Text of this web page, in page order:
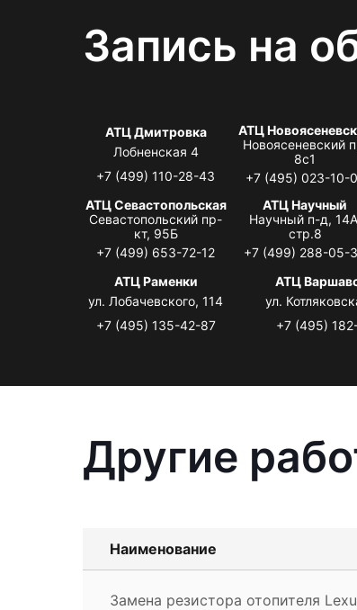
Запись на
АТЦ Дмитровка
Лобненская 4
+7 (499) 110-28-43
АТЦ
Новоясеневский
8с1
+7 (495) 023-10-
АТЦ Севастопольская
Севастопольский пр-
кт, 95Б
+7 (499) 653-72-12
АТЦ Научный
Научный п-д,
стр.8
+7 (499) 288-05-
АТЦ Раменки
ул. Лобачевского, 114
+7 (495) 135-42-87
АТЦ
ул.
+7 (495)
Другие
Наименование
Замена резистора отопителя